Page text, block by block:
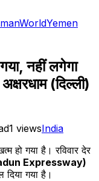
WorldYemen
नहीं लगेगा
(दिल्ली)
1 viewsIndia
हो गया है। रविवार देर
Expressway)
गया है।